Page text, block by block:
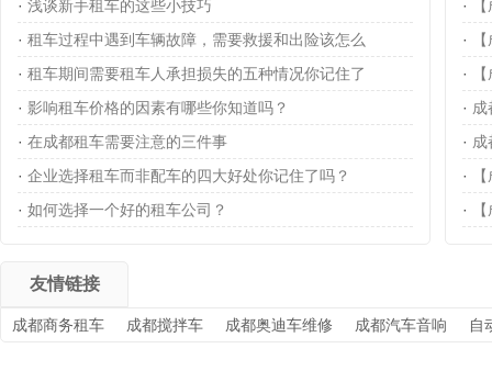
· 浅谈新手租车的这些小技巧
· 租车过程中遇到车辆故障，需要救援和出险该怎么
· 租车期间需要租车人承担损失的五种情况你记住了
· 影响租车价格的因素有哪些你知道吗？
· 在成都租车需要注意的三件事
· 企业选择租车而非配车的四大好处你记住了吗？
· 如何选择一个好的租车公司？
·
·
·
· 成
· 成
·
·
友情链接
成都商务租车 成都搅拌车 成都奥迪车维修 成都汽车音响 自